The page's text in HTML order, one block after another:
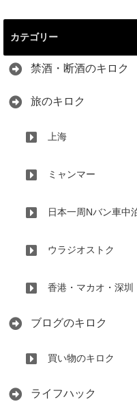
カテゴリー
禁酒・断酒のキロク
旅のキロク
上海
ミャンマー
日本一周Nバン車中
ウラジオストク
香港・マカオ・深圳
ブログのキロク
買い物のキロク
ライフハック